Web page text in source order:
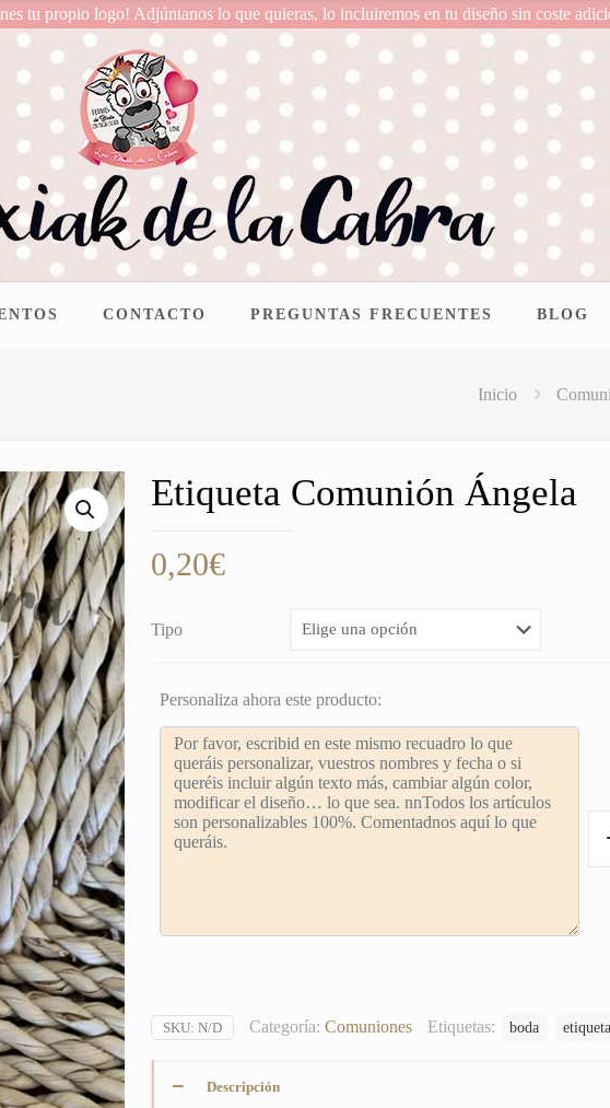
tu propio logo! Adjúntanos lo que quieras, lo incluiremos en tu diseño sin coste
CONTACTO PREGUNTAS FRECUENTES BLOG
Inicio
Etiqueta Comunión Ángela
0,20€
Tipo
Personaliza ahora este producto:
SKU: N/D Categoría: Comuniones Etiquetas: boda
Descripción